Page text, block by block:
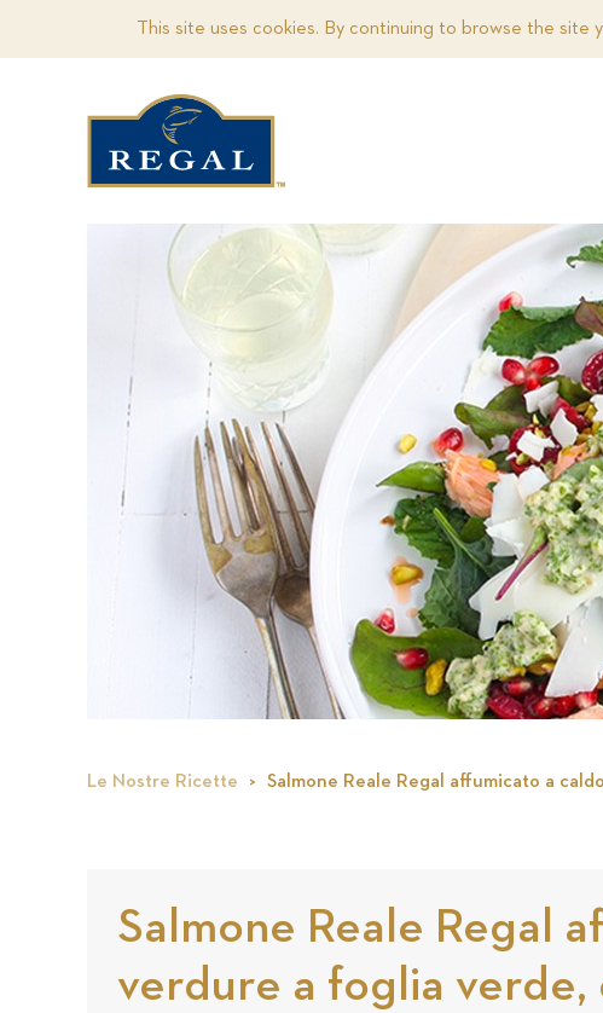
This site uses cookies. By continuing to browse the
Le Nostre Ricette Salmone Reale Regal affumicato a
Salmone Reale Regal
verdure a foglia verde,